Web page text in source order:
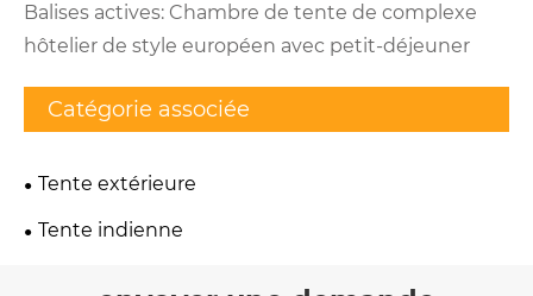
Balises actives: Chambre de tente de complexe
hôtelier de style européen avec petit-déjeuner
Catégorie associée
Tente extérieure
Tente indienne